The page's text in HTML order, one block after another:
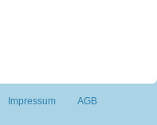
Impressum
AGB